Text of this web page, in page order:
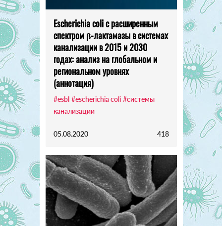
Escherichia coli с расширенным
спектром β-лактамазы в системах
канализации в 2015 и 2030
годах: анализ на глобальном и
региональном уровнях
(аннотация)
#esbl #escherichia coli #системы
канализации
05.08.2020 418